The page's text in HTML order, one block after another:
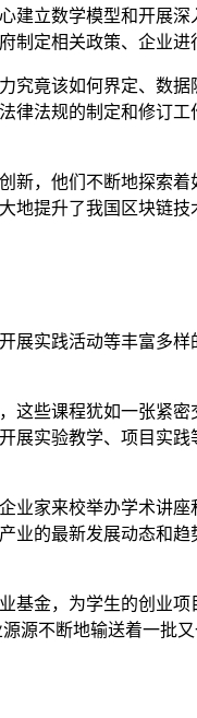
立数学模型和开展
定相关政策、企业进
竟该如何界定、数
法规的制定和修订
，他们不断地探索
提升了我国区块链
实践活动等丰富多
些课程犹如一张紧
实验教学、项目实
家来校举办学术讲
的最新发展动态和
金，为学生的创业
源不断地输送着一批又